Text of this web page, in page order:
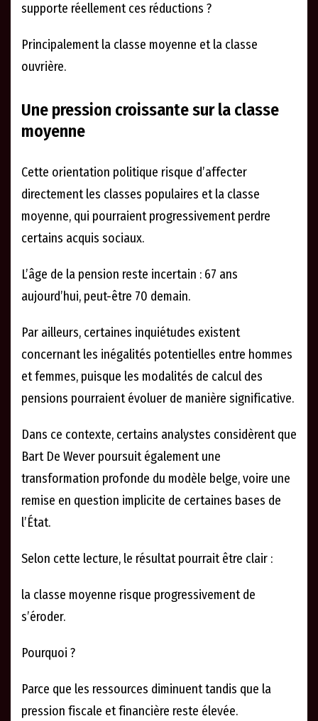
supporte réellement ces réductions ?
Principalement la classe moyenne et la classe
ouvrière.
Une pression croissante sur la classe
moyenne
Cette orientation politique risque d’affecter
directement les classes populaires et la classe
moyenne, qui pourraient progressivement perdre
certains acquis sociaux.
L’âge de la pension reste incertain : 67 ans
aujourd’hui, peut-être 70 demain.
Par ailleurs, certaines inquiétudes existent
concernant les inégalités potentielles entre hommes
et femmes, puisque les modalités de calcul des
pensions pourraient évoluer de manière significative.
Dans ce contexte, certains analystes considèrent que
Bart De Wever poursuit également une
transformation profonde du modèle belge, voire une
remise en question implicite de certaines bases de
l’État.
Selon cette lecture, le résultat pourrait être clair :
la classe moyenne risque progressivement de
s’éroder.
Pourquoi ?
Parce que les ressources diminuent tandis que la
pression fiscale et financière reste élevée.